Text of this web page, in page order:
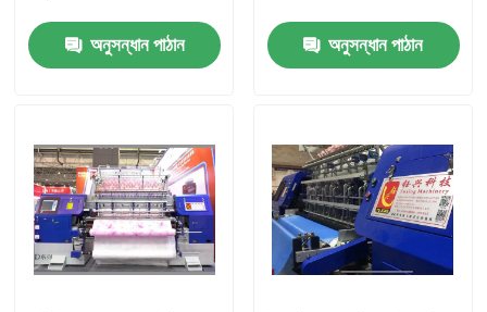
পণ্য
ভিডিও
অনুসন্ধান পাঠান অনুসন্ধান পাঠান